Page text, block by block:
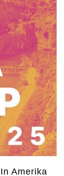
Amerika